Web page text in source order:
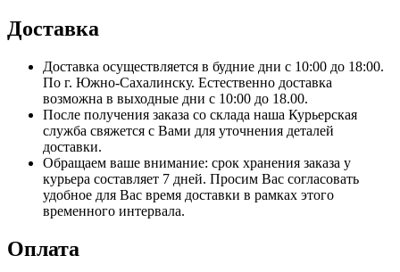
Доставка
Доставка осуществляется в будние дни с 10:00 до 18:00.
По г. Южно-Сахалинску. Естественно доставка
возможна в выходные дни с 10:00 до 18.00.
После получения заказа со склада наша Курьерская
служба свяжется с Вами для уточнения деталей
доставки.
Обращаем ваше внимание: срок хранения заказа у
курьера составляет 7 дней. Просим Вас согласовать
удобное для Вас время доставки в рамках этого
временного интервала.
Оплата